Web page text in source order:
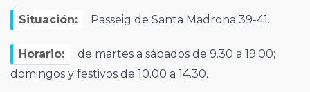
Situación: Passeig de Santa Madrona 39-41.
Horario:
de martes a sábados de 9.30 a 19.00;
domingos y festivos de 10.00 a 14.30.